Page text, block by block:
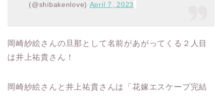
(@shibakenlove) April 7, 2023
岡崎紗絵さんの旦那として名前があがってくる２人目
は井上祐貴さん！
岡崎紗絵さんと井上祐貴さんは「花嫁エスケープ完結